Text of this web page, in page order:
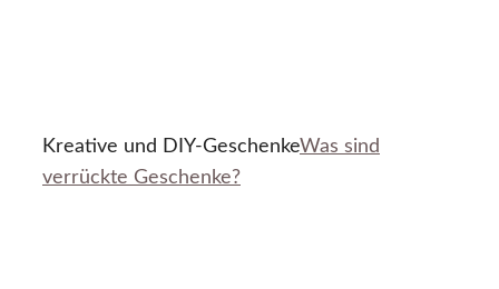
Kreative und DIY-GeschenkeWas sind
verrückte Geschenke?